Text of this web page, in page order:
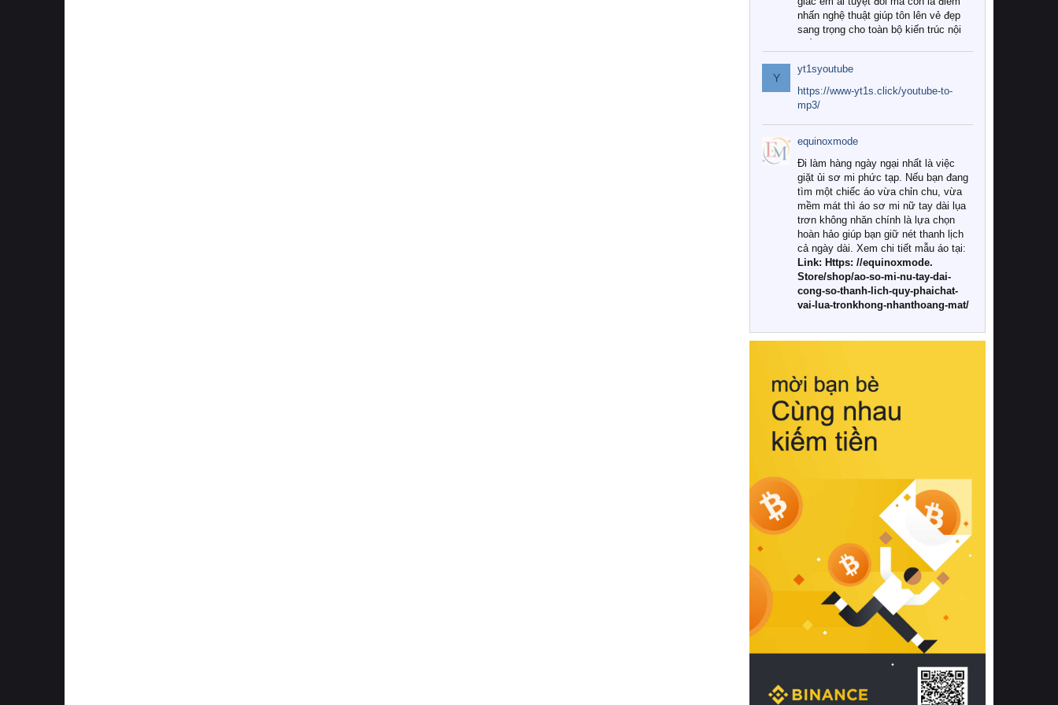
nhấn nghệ thuật giúp tôn lên vẻ đẹp
sang trọng cho toàn bộ kiến trúc nội
Tuy nhiên, giữa thị trường đa dạng
với vô vàn thương hiệu và mẫu mã
như hiện nay, làm thế nào để chọn
được những bộ chăn ga gối đệm cao
cấp thực sự chất lượng, phù hợp với
khí hậu và nhu cầu sử dụng của gia
đình? Hãy cùng chúng tôi đi tìm lời
giải đáp chi tiết qua bài viết dưới đây.
1. Tại sao các gia đình hiện đại lại ưa
chuộng chăn ga gối đệm cao cấp?
Khác với các dòng sản phẩm thông
thường, những bộ chăn ga gối đệm
cao cấp trải qua quy trình sản xuất
nghiêm ngặt từ khâu chọn lọc nguyên
liệu tự nhiên đến công nghệ dệt
nhuộm hiện đại không chứa hóa chất
này, bạn sẽ cảm nhận rõ rệt sự khác
hồi chuẩn xác của phần đệm nâng đỡ
cột sống.
Bên cạnh đó, việc lựa chọn các dòng
sản phẩm đạt chuẩn chất lượng quốc
tế còn giúp ngăn ngừa tình trạng kích
khuẩn và nấm mốc trong điều kiện
thời tiết nóng ẩm. Bạn có thể tìm hiểu
thêm các nghiên cứu khoa học về tác
động của giấc ngủ và môi trường
phòng ngủ đối với sức khỏe con
người tại Sleep Foundation (External
Link) để có cái nhìn toàn diện hơn.
2. Các tiêu chí vàng khi lựa chọn
chăn ga gối đệm cao cấp cho phòng
ngủ
Để sở hữu một bộ chăn ga gối đệm
cao cấp hoàn hảo cả về thẩm mỹ lẫn
công năng, người tiêu dùng cần cân
nhắc kỹ lưỡng các tiêu chí quan trọng
Y
yt1syoutube
https://www-yt1s.click/youtube-to-
mp3/
equinoxmode
Đi làm hàng ngày ngại nhất là việc
giặt ủi sơ mi phức tạp. Nếu bạn đang
tìm một chiếc áo vừa chỉn chu, vừa
mềm mát thì áo sơ mi nữ tay dài lụa
trơn không nhăn chính là lựa chọn
hoàn hảo giúp bạn giữ nét thanh lịch
cả ngày dài. Xem chi tiết mẫu áo tại:
Link: Https: //equinoxmode.
Store/shop/ao-so-mi-nu-tay-dai-
cong-so-thanh-lich-quy-phaichat-
vai-lua-tronkhong-nhanthoang-mat/